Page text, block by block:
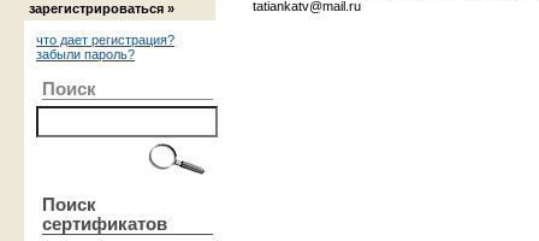
зарегистрироваться »
что дает регистрация?
забыли пароль?
Поиск
Поиск
сертификатов
tatiankatv@mail.ru